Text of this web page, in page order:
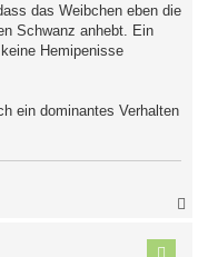
das Weibchen eben die
Schwanz anhebt. Ein
Hemipenisse
ein dominantes Verhalten